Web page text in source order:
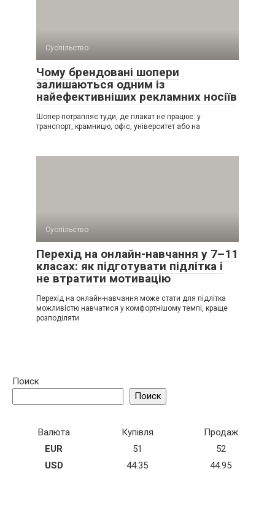
Суспільство
Чому брендовані шопери
залишаються одним із
найефективніших рекламних носіїв
Шопер потрапляє туди, де плакат не працює: у
транспорт, крамницю, офіс, університет або на
Суспільство
Перехід на онлайн-навчання у 7–11
класах: як підготувати підлітка і
не втратити мотивацію
Перехід на онлайн-навчання може стати для підлітка
можливістю навчатися у комфортнішому темпі, краще
розподіляти
Поиск
Поиск
Валюта Купівля
Продаж
EUR
51
52
USD
44.35 44.95